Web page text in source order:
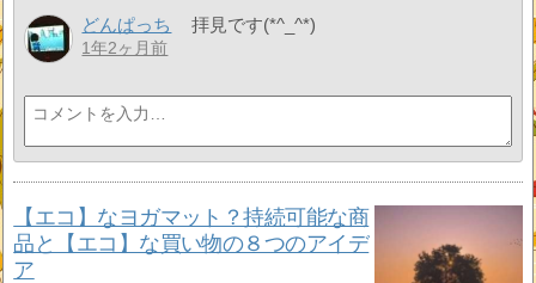
どんぱっち 拝見です(*^_^*)
1年2ヶ月前
【エコ】なヨガマット？持続可能な商
品と【エコ】な買い物の８つのアイデ
ア